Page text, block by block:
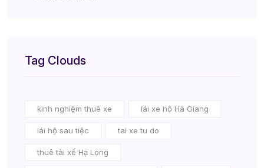
Tag Clouds
kinh nghiệm thuê xe lái xe hộ Hà Giang
lái hộ sau tiệc tai xe tu do
thuê tài xế Hạ Long